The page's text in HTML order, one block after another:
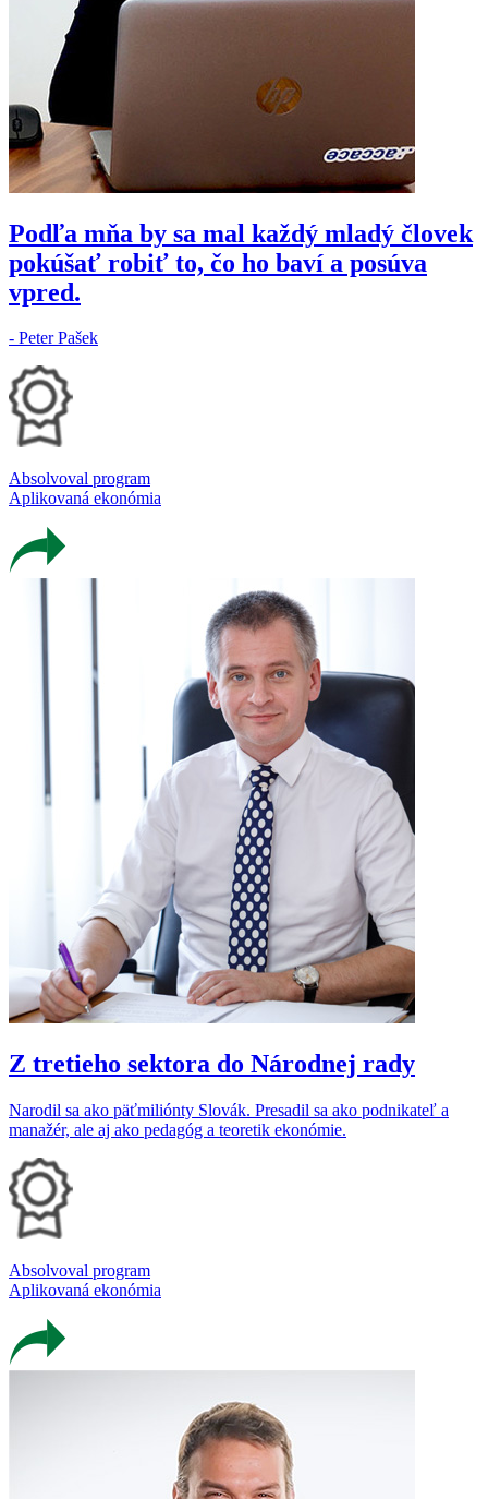
Podľa mňa by sa mal každý mladý človek
pokúšať robiť to, čo ho baví a posúva
vpred.
- Peter Pašek
Absolvoval program
Aplikovaná ekonómia
Z tretieho sektora do Národnej rady
Narodil sa ako päťmiliónty Slovák. Presadil sa ako podnikateľ a
manažér, ale aj ako pedagóg a teoretik ekonómie.
Absolvoval program
Aplikovaná ekonómia